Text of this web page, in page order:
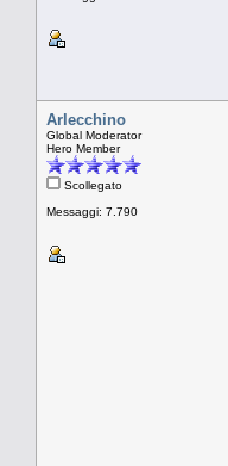
Arlecchino
Global Moderator
Hero Member
Scollegato
Messaggi: 7.790